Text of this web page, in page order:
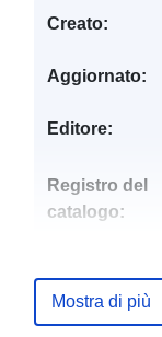
Creato:
Aggiornato:
Editore:
Registro del
catalogo:
uriRef:
Mostra di più